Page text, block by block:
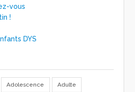
vous
!
DYS
Adolescence Adulte